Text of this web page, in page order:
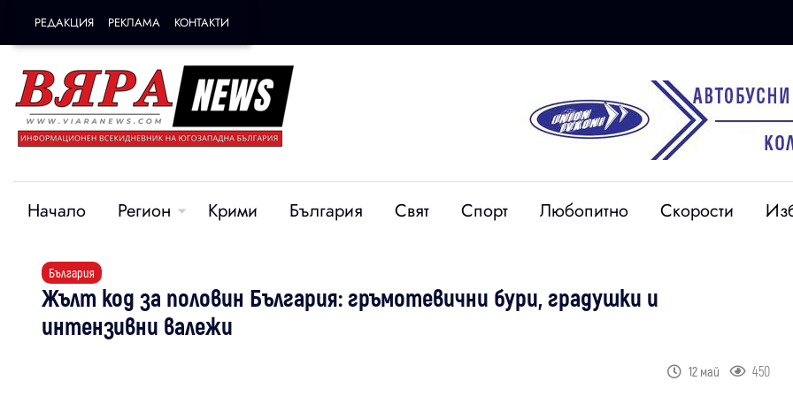
РЕДАКЦИЯ РЕКЛАМА КОНТАКТИ
Начало Регион Крими България Свят Спорт Любопитно Скорости
България
Жълт код за половин България: гръмотевични бури, градушки и
интензивни валежи
12 май 450